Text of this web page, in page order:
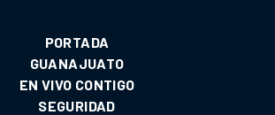
PORTADA
GUANAJUATO
EN VIVO CONTIGO
SEGURIDAD